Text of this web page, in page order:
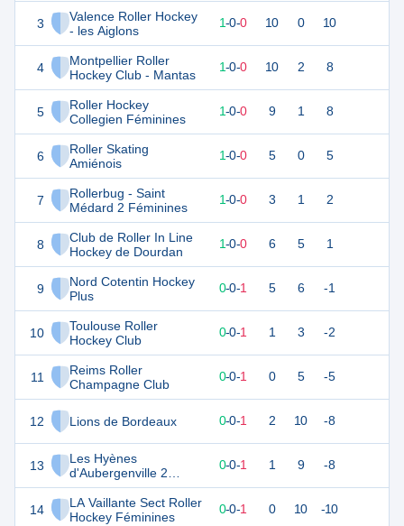
3
Valence Roller Hockey
- les Aiglons
4
Montpellier Roller
Hockey Club - Mantas
5
Roller Hockey
Collegien Féminines
6
Roller Skating
Amiénois
7
Rollerbug - Saint
Médard 2 Féminines
8
Club de Roller In Line
Hockey de Dourdan
9
Nord Cotentin Hockey
Plus
10
Toulouse Roller
Hockey Club
11
Reims Roller
Champagne Club
12 Lions de Bordeaux
13
Les Hyènes
d'Aubergenville 2
Féminines
14
LA Vaillante Sect Roller
Hockey Féminines
3 1 1-0-0 10 0 10
3 1-0-0 10 2 8
3 1-0-0 9 1 8
1-0-0 5 0 5
3 1-0-0 3 1 2
2 1 1-0-0 6 5 1
1 1 0-0-1 5 6 -1
0-0-1 1 3 -2
0 0-0-1 0 5 -5
0 0-0-1 2 10 -8
0 0-0-1 1 9 -8
0 1 0-0-1 0 10 -10